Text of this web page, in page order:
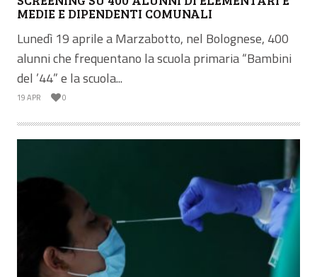
MEDIE E DIPENDENTI COMUNALI
Lunedì 19 aprile a Marzabotto, nel Bolognese, 400
alunni che frequentano la scuola primaria “Bambini
del ’44” e la scuola...
19 APR 0